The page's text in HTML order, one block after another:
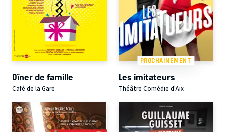
Dîner de famille
Café de la Gare
PROCHAINEMENT
Les imitateurs
Théâtre Comédie d'Aix